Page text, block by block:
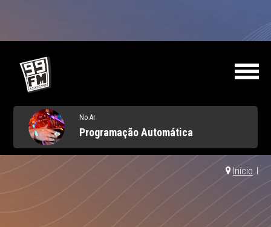
No Ar
Programação Automática
Início |